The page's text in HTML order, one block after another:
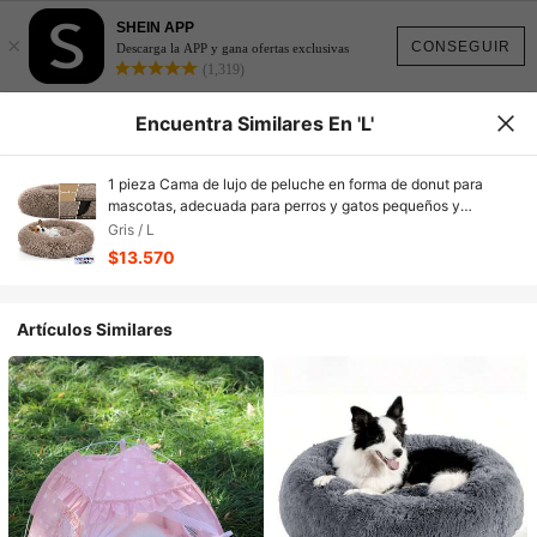
CONSEGUIR
×
SHEIN APP
Descarga la APP y gana ofertas exclusivas
(1,319)
Encuentra Similares En 'L'
1 pieza Cama de lujo de peluche en forma de donut para
mascotas, adecuada para perros y gatos pequeños y
medianos, súper suave y lavable, cojín redondo con base
antideslizante, perfecta para dormir cálidamente en invierno
Gris / L
$13.570
Artículos Similares